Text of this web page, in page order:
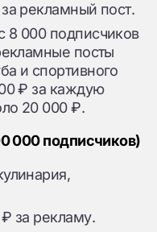
рекламный пост.
8 000 подписчиков
посты
и спортивного
₽ за каждую
20 000 ₽.
000 подписчиков)
за рекламу.